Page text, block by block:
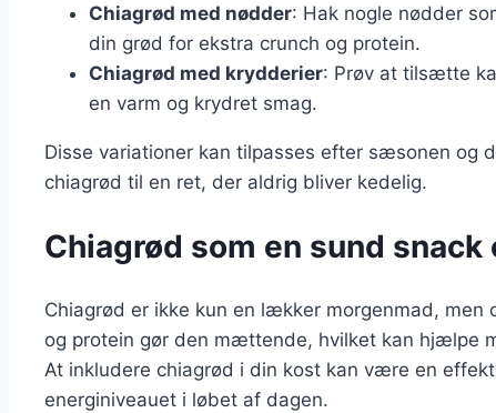
Chiagrød med nødder: Hak nogle nødder
din grød for ekstra crunch og protein.
Chiagrød med krydderier: Prøv at tilsætte
en varm og krydret smag.
Disse variationer kan tilpasses efter sæsonen og
chiagrød til en ret, der aldrig bliver kedelig.
Chiagrød som en sund
Chiagrød er ikke kun en lækker morgenmad,
og protein gør den mættende, hvilket kan hjælpe
At inkludere chiagrød i din kost kan være en
energiniveauet i løbet af dagen.